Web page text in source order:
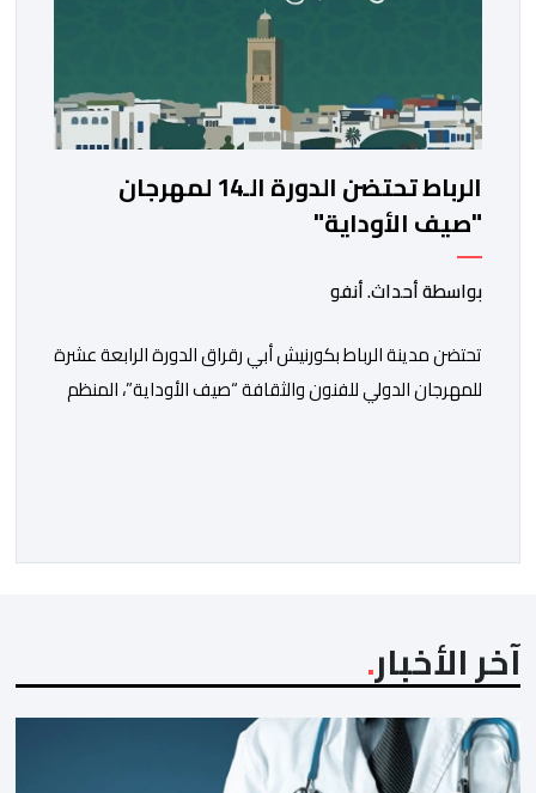
الرباط تحتضن الدورة الـ14 لمهرجان
"صيف الأوداية"
بواسطة أحداث. أنفو
تحتضن مدينة الرباط بكورنيش أبي رقراق الدورة الرابعة عشرة
للمهرجان الدولي للفنون والثقافة “صيف الأوداية”، المنظم
الدولي للموسيقى/ الشريك الرسمي لليونسكو)، […]
آخر الأخبار